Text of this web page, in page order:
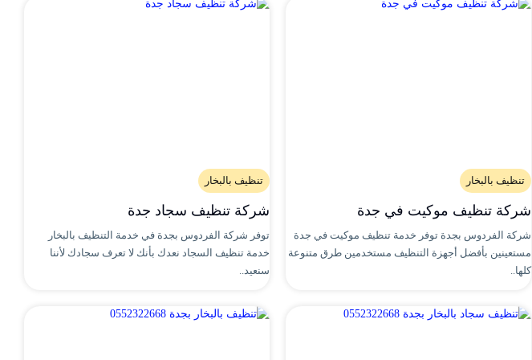
تنظيف بالبخار
شركة تنظيف موكيت في جدة
شركة الفردوس بجدة توفر خدمة تنظيف موكيت في جدة
مستعينين بأفضل أجهزة التنظيف مستخدمين طرق متنوعة
كلها..
تنظيف بالبخار
شركة تنظيف سجاد جدة
توفر شركة الفردوس بجدة في خدمة التنظيف بالبخار
خدمة تنظيف السجاد نعدك بأنك لا تعرف سجادك لأننا
سنعيد..